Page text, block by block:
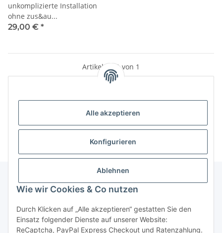
Alle akzeptieren
Konfigurieren
Ablehnen
Wie wir Cookies & Co nutzen
Durch Klicken auf „Alle akzeptieren“ gestatten Sie den
Einsatz folgender Dienste auf unserer Website:
ReCaptcha, PayPal Express Checkout und Ratenzahlung.
unkomplizierte Installation
ohne zus&au...
29,00 € *
Artikel 1 - 1 von 1
Gesetzliche Informationen